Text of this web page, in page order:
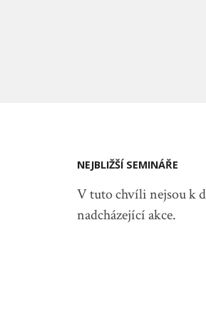
NEJBLIŽŠÍ SEMINÁŘE
V tuto chvíli nejsou k
nadcházející akce.